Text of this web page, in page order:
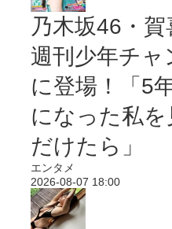
乃木坂46・
週刊少年チャ
に登場！「5
になった私を
だけたら」
エンタメ
2026-08-07 18:00